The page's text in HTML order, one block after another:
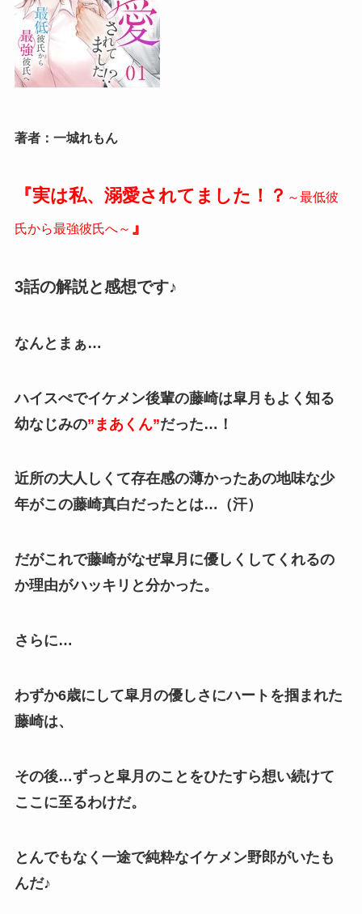
著者：一城れもん
『実は私、溺愛されてました！？ ～最低彼
氏から最強彼氏へ～ 』
3話の解説と感想です♪
なんとまぁ…
ハイスぺでイケメン後輩の藤崎は皐月もよく知る
幼なじみの”まあくん”だった…！
近所の大人しくて存在感の薄かったあの地味な少
年がこの藤崎真白だったとは…（汗）
だがこれで藤崎がなぜ皐月に優しくしてくれるの
か理由がハッキリと分かった。
さらに…
わずか6歳にして皐月の優しさにハートを掴まれた
藤崎は、
その後…ずっと皐月のことをひたすら想い続けて
ここに至るわけだ。
とんでもなく一途で純粋なイケメン野郎がいたも
んだ♪